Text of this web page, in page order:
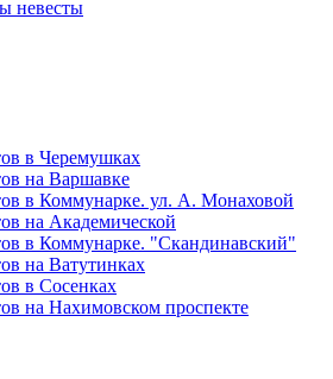
невесты
в Черемушках
на Варшавке
в Коммунарке. ул. А. Монаховой
на Академической
в Коммунарке. "Скандинавский"
на Ватутинках
в Сосенках
на Нахимовском проспекте